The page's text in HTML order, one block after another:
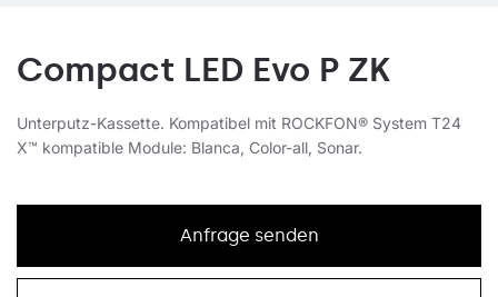
Compact LED Evo P ZK
Unterputz-Kassette. Kompatibel mit ROCKFON® System T24
X™ kompatible Module: Blanca, Color-all, Sonar.
Anfrage senden